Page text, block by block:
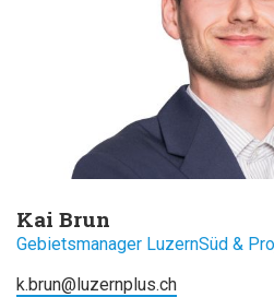
Kai Brun
Gebietsmanager LuzernSüd &
k.brun@luzernplus.ch